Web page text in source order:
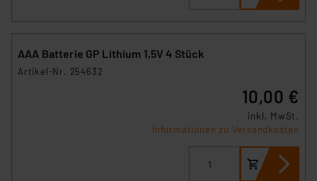
AAA Batterie GP Lithium 1,5V 4 Stück
Artikel-Nr. 254632
10,00 €
inkl. MwSt.
Informationen zu Versandkosten